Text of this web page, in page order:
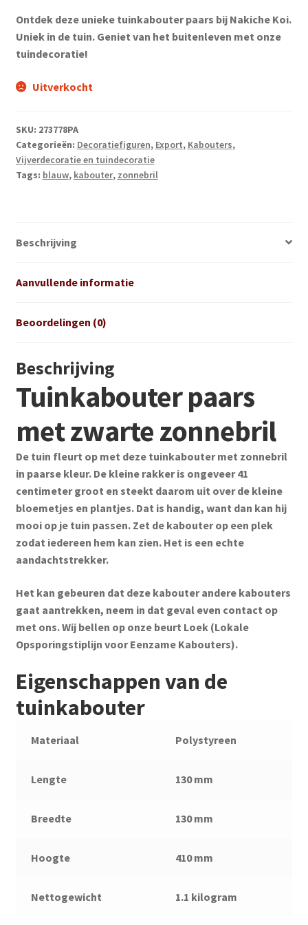
Ontdek deze unieke tuinkabouter paars bij Nakiche Koi.
Uniek in de tuin. Geniet van het buitenleven met onze
tuindecoratie!
Uitverkocht
SKU: 273778PA
Categorieën: Decoratiefiguren, Export, Kabouters,
Vijverdecoratie en tuindecoratie
Tags: blauw, kabouter, zonnebril
Beschrijving
Aanvullende informatie
Beoordelingen (0)
Beschrijving
Tuinkabouter paars
met zwarte zonnebril
De tuin fleurt op met deze tuinkabouter met zonnebril
in paarse kleur. De kleine rakker is ongeveer 41
centimeter groot en steekt daarom uit over de kleine
bloemetjes en plantjes. Dat is handig, want dan kan hij
mooi op je tuin passen. Zet de kabouter op een plek
zodat iedereen hem kan zien. Het is een echte
aandachtstrekker.
Het kan gebeuren dat deze kabouter andere kabouters
gaat aantrekken, neem in dat geval even contact op
met ons. Wij bellen op onze beurt Loek (Lokale
Opsporingstiplijn voor Eenzame Kabouters).
Eigenschappen van de
tuinkabouter
Materiaal Polystyreen
Lengte 130 mm
Breedte 130 mm
Hoogte 410 mm
Nettogewicht 1.1 kilogram